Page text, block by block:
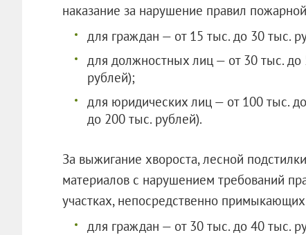
наказание за нарушение правил
для граждан — от 15 тыс. до 30 тыс.
для должностных лиц — от 30 тыс. до
рублей);
для юридических лиц — от 100 тыс.
до 200 тыс. рублей).
За выжигание хвороста, лесной
материалов с нарушением требований
участках, непосредственно
для граждан — от 30 тыс. до 40 тыс.